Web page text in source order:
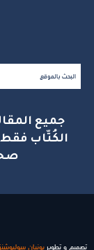
جميع
الكُتّاب
تصميم و تطوير بونیان سولیوشنز